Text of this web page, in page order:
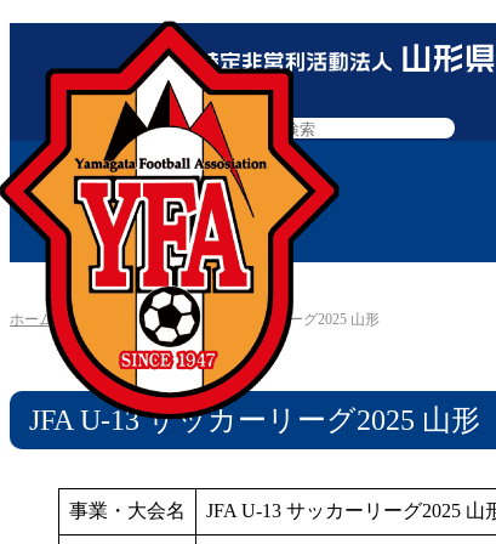
ホーム» » JFA U-13 サッカーリーグ2025 山形
JFA U-13 サッカーリーグ2025 山形
事業・大会名 JFA U-13 サッカーリーグ2025 山